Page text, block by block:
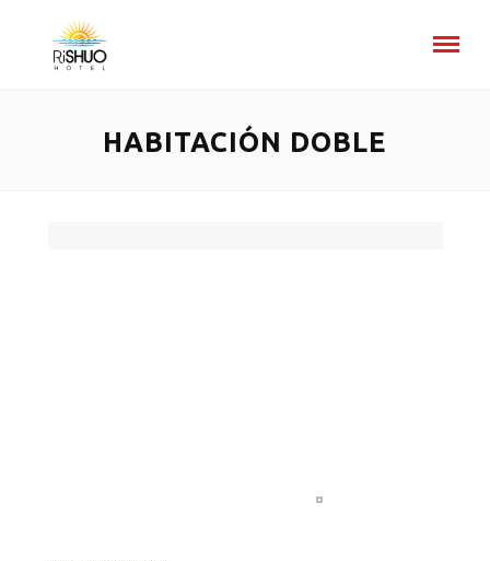
HABITACIÓN DOBLE
next